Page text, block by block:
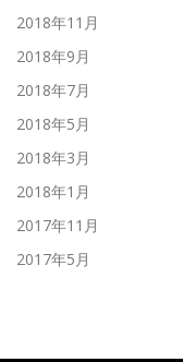
2018年11月
2018年9月
2018年7月
2018年5月
2018年3月
2018年1月
2017年11月
2017年5月